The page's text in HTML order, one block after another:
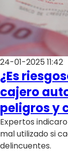
24-01-2025 11:42
¿Es
cajero
peligros y
Expertos
mal utilizado si
delincuentes.